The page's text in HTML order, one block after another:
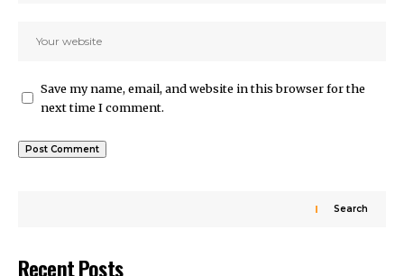
Save my name, email, and website in this browser for the
next time I comment.
Search
Recent Posts